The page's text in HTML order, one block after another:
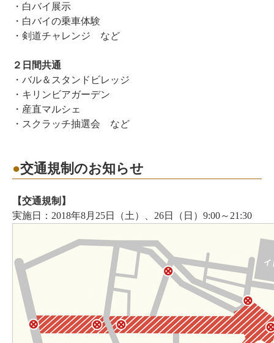
・白バイ展示
・白バイの乗車体験
・剣道チャレンジ など
２日間共通
・バル＆スタンドビレッジ
・キリンビアガーデン
・産直マルシェ
・スクラッチ抽選会 など
交通規制のお知らせ
【交通規制】
実施日：2018年8月25日（土）、26日（日）9:00～21:30